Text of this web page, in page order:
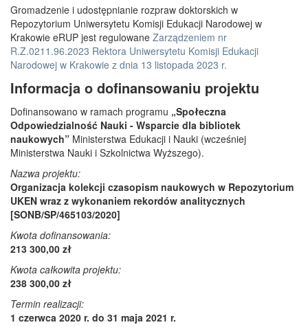
Gromadzenie i udostępnianie rozpraw doktorskich w
Repozytorium Uniwersytetu Komisji Edukacji Narodowej w
Krakowie eRUP jest regulowane Zarządzeniem nr
R.Z.0211.96.2023 Rektora Uniwersytetu Komisji Edukacji
Narodowej w Krakowie z dnia 13 listopada 2023 r.
Informacja o dofinansowaniu projektu
Dofinansowano w ramach programu „Społeczna
Odpowiedzialność Nauki - Wsparcie dla bibliotek
naukowych” Ministerstwa Edukacji i Nauki (wcześniej
Ministerstwa Nauki i Szkolnictwa Wyższego).
Nazwa projektu:
Organizacja kolekcji czasopism naukowych w Repozytorium
UKEN wraz z wykonaniem rekordów analitycznych
[SONB/SP/465103/2020]
Kwota dofinansowania:
213 300,00 zł
Kwota całkowita projektu:
238 300,00 zł
Termin realizacji:
1 czerwca 2020 r. do 31 maja 2021 r.